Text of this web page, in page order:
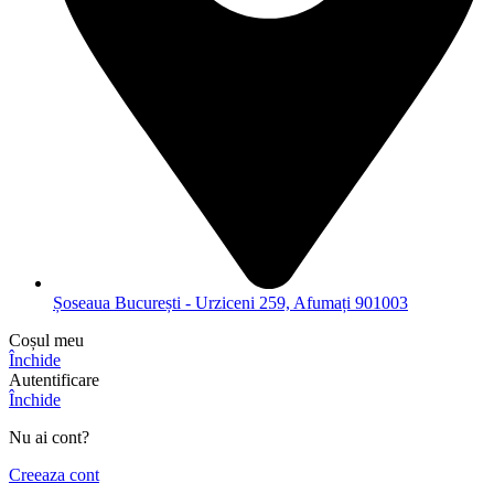
Șoseaua București - Urziceni 259, Afumați 901003
Coșul meu
Închide
Autentificare
Închide
Nu ai cont?
Creeaza cont